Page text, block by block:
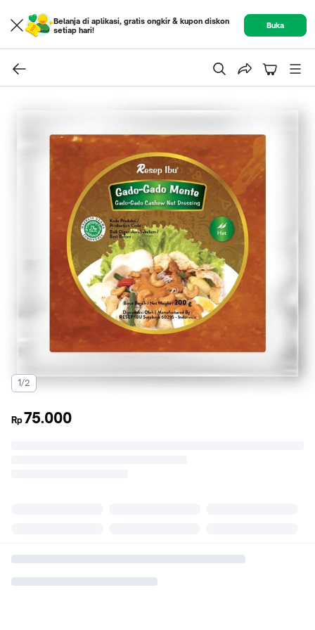
Belanja di aplikasi, gratis ongkir & kupon diskon
setiap hari!
Buka
1/2
Rp75.000